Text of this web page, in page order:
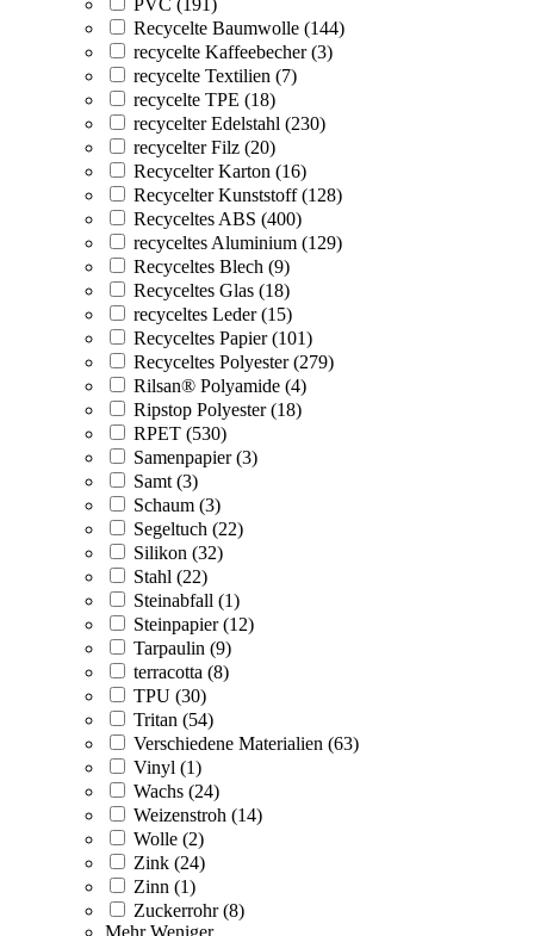
Recycelte Baumwolle (144)
recycelte Kaffeebecher (3)
recycelte Textilien (7)
recycelte TPE (18)
recycelter Edelstahl (230)
recycelter Filz (20)
Recycelter Karton (16)
Recycelter Kunststoff (128)
Recyceltes ABS (400)
recyceltes Aluminium (129)
Recyceltes Blech (9)
Recyceltes Glas (18)
recyceltes Leder (15)
Recyceltes Papier (101)
Recyceltes Polyester (279)
Rilsan® Polyamide (4)
Ripstop Polyester (18)
RPET (530)
Samenpapier (3)
Samt (3)
Schaum (3)
Segeltuch (22)
Silikon (32)
Stahl (22)
Steinabfall (1)
Steinpapier (12)
Tarpaulin (9)
terracotta (8)
TPU (30)
Tritan (54)
Verschiedene Materialien (63)
Vinyl (1)
Wachs (24)
Weizenstroh (14)
Wolle (2)
Zink (24)
Zinn (1)
Zuckerrohr (8)
Mehr Weniger